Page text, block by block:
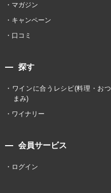
マガジン
キャンペーン
口コミ
探す
ワインに合うレシピ(料理・おつ
まみ)
ワイナリー
会員サービス
ログイン